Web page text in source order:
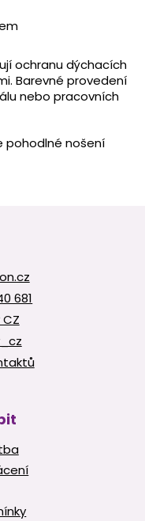
ochranu dýchacích
Barevné provedení
nebo pracovních
pohodlné nošení
681